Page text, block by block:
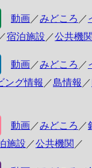
動画 ／みどころ ／
／宿泊施設 ／公共機関
動画 ／みどころ ／
ング情報 ／島情報 ／
動画 ／みどころ ／
施設 ／公共機関 ／